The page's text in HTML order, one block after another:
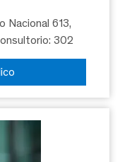
Nacional 613,
302